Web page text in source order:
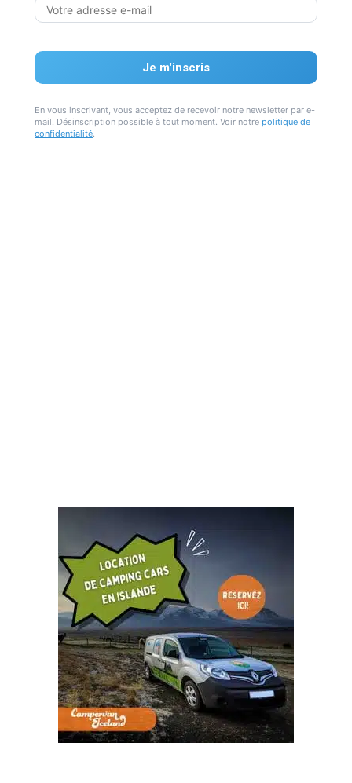
En vous inscrivant, vous acceptez de recevoir notre newsletter par e-
mail. Désinscription possible à tout moment. Voir notre politique de
confidentialité.